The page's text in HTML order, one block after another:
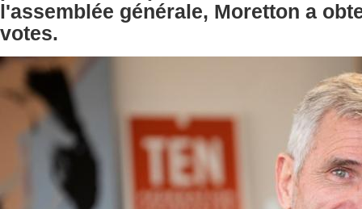
l'assemblée générale, Moretton a
votes.